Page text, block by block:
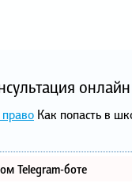
Как попасть в
Telegram-боте